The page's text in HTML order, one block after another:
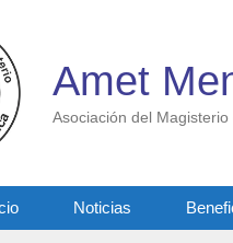
Amet
Asociación del
Noticias